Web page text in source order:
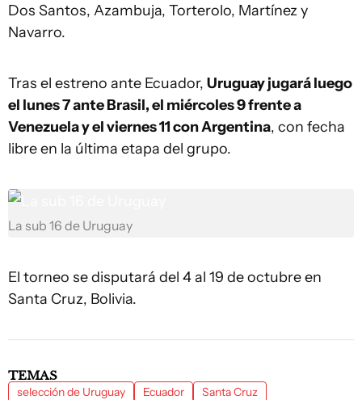
Dos Santos, Azambuja, Torterolo, Martínez y
Navarro.
Tras el estreno ante Ecuador, Uruguay jugará luego
el lunes 7 ante Brasil, el miércoles 9 frente a
Venezuela y el viernes 11 con Argentina, con fecha
libre en la última etapa del grupo.
La sub 16 de Uruguay
El torneo se disputará del 4 al 19 de octubre en
Santa Cruz, Bolivia.
TEMAS
selección de Uruguay Ecuador Santa Cruz